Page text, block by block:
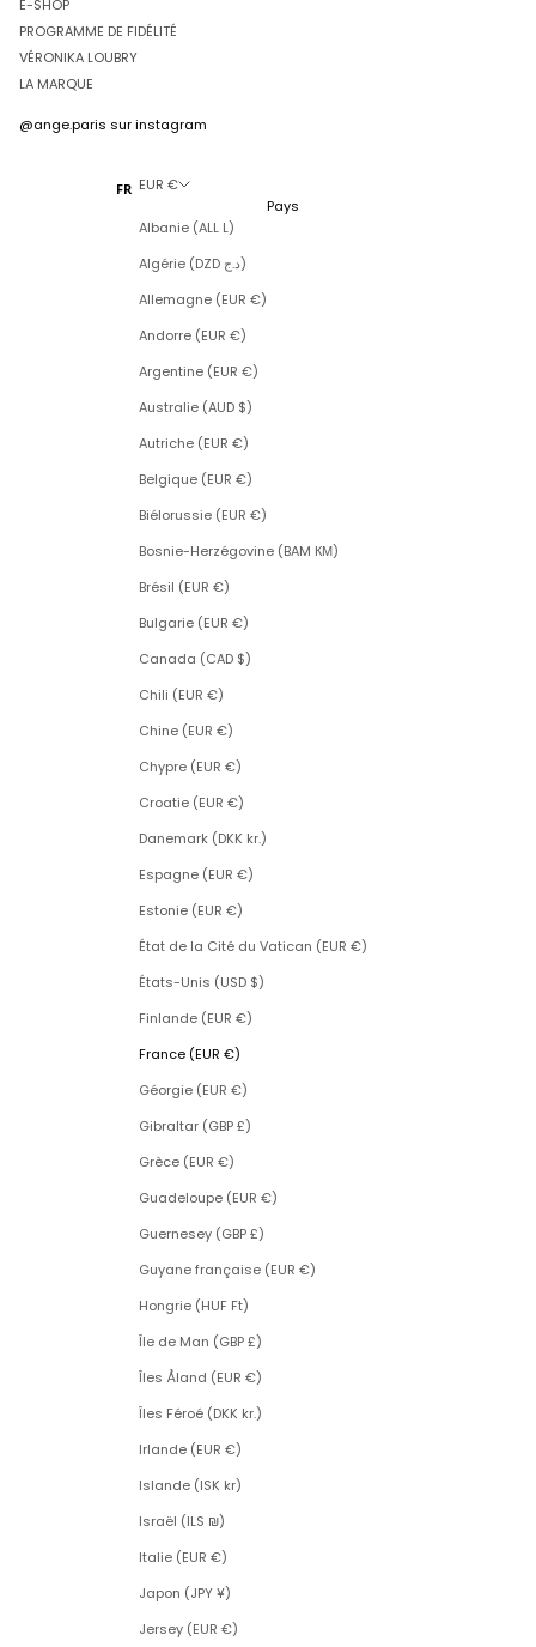
E-SHOP
PROGRAMME DE FIDÉLITÉ
VÉRONIKA LOUBRY
LA MARQUE
@ange.paris sur instagram
FR EUR €
Pays
Albanie (ALL L)
Algérie (DZD د.ج)
Allemagne (EUR €)
Andorre (EUR €)
Argentine (EUR €)
Australie (AUD $)
Autriche (EUR €)
Belgique (EUR €)
Biélorussie (EUR €)
Bosnie-Herzégovine (BAM КМ)
Brésil (EUR €)
Bulgarie (EUR €)
Canada (CAD $)
Chili (EUR €)
Chine (EUR €)
Chypre (EUR €)
Croatie (EUR €)
Danemark (DKK kr.)
Espagne (EUR €)
Estonie (EUR €)
État de la Cité du Vatican (EUR €)
États-Unis (USD $)
Finlande (EUR €)
France (EUR €)
Géorgie (EUR €)
Gibraltar (GBP £)
Grèce (EUR €)
Guadeloupe (EUR €)
Guernesey (GBP £)
Guyane française (EUR €)
Hongrie (HUF Ft)
Île de Man (GBP £)
Îles Åland (EUR €)
Îles Féroé (DKK kr.)
Irlande (EUR €)
Islande (ISK kr)
Israël (ILS ₪)
Italie (EUR €)
Japon (JPY ¥)
Jersey (EUR €)